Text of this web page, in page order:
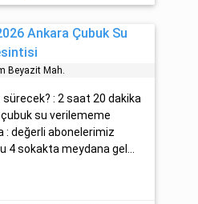
Ankara Çubuk Su
Beyazit Mah.
: 2 saat 20 dakika
su verilememe
: değerli abonelerimiz
4 sokakta meydana gel...